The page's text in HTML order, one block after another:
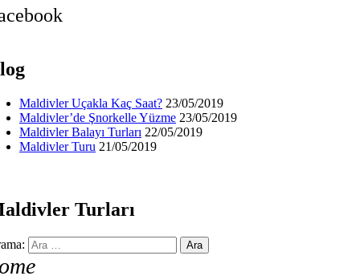
Maldivler Uçakla Kaç Saat? 23/05/2019
Maldivler’de Şnorkelle Yüzme 23/05/2019
Maldivler Balayı Turları 22/05/2019
Maldivler Turu 21/05/2019
Turları